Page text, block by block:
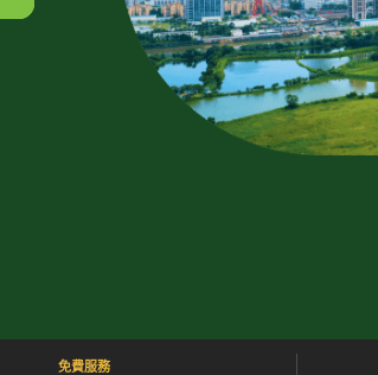
免費服務